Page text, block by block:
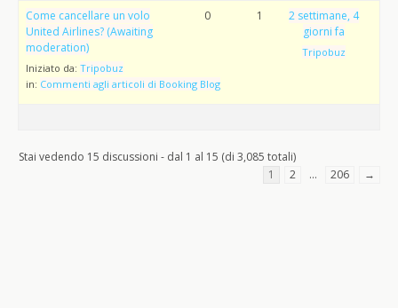
Come cancellare un volo
United Airlines? (Awaiting
moderation)
Iniziato da: Tripobuz
in: Commenti agli articoli di Booking Blog
0 1
2 settimane, 4
giorni fa
Tripobuz
Stai vedendo 15 discussioni - dal 1 al 15 (di 3,085 totali)
1
2 … 206 →